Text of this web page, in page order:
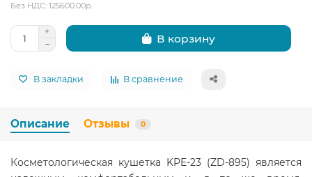
Без НДС: 125600.00р.
В корзину
В закладки В сравнение
Описание Отзывы 0
Косметологическая кушетка KPE-23 (ZD-895) является